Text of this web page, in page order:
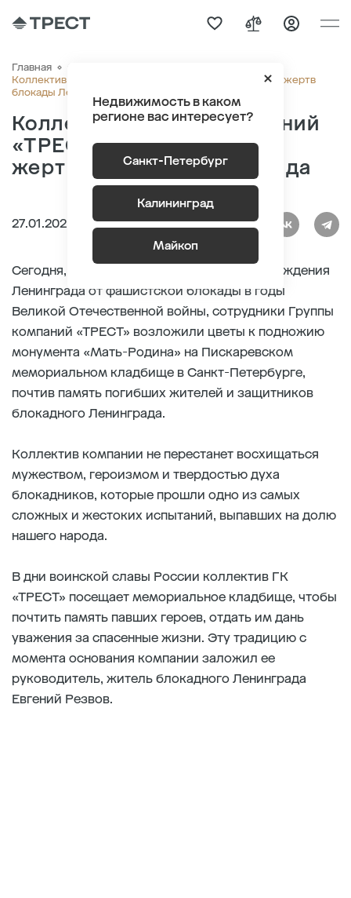
Недвижимость в каком
регионе вас интересует?
Санкт-Петербург
Калининград
Майкоп
Главная
Коллектив Группы компаний «ТРЕСТ» почтил память жертв
блокады Ленинграда
Коллектив Группы компаний
«ТРЕСТ» почтил память
жертв блокады Ленинграда
27.01.2025
Сегодня, в 81-ю годовщину полного освобождения
Ленинграда от фашистской блокады в годы
Великой Отечественной войны, сотрудники Группы
компаний «ТРЕСТ» возложили цветы к подножию
монумента «Мать-Родина» на Пискаревском
мемориальном кладбище в Санкт-Петербурге,
почтив память погибших жителей и защитников
блокадного Ленинграда.
Коллектив компании не перестанет восхищаться
мужеством, героизмом и твердостью духа
блокадников, которые прошли одно из самых
сложных и жестоких испытаний, выпавших на долю
нашего народа.
В дни воинской славы России коллектив ГК
«ТРЕСТ» посещает мемориальное кладбище, чтобы
почтить память павших героев, отдать им дань
уважения за спасенные жизни. Эту традицию с
момента основания компании заложил ее
руководитель, житель блокадного Ленинграда
Евгений Резвов.